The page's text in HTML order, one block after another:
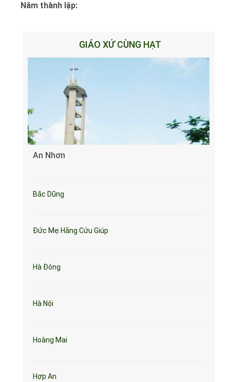
Năm thành lập:
GIÁO XỨ CÙNG HẠT
An Nhơn
Bắc Dũng
Đức Mẹ Hằng Cứu Giúp
Hà Đông
Hà Nội
Hoàng Mai
Hợp An